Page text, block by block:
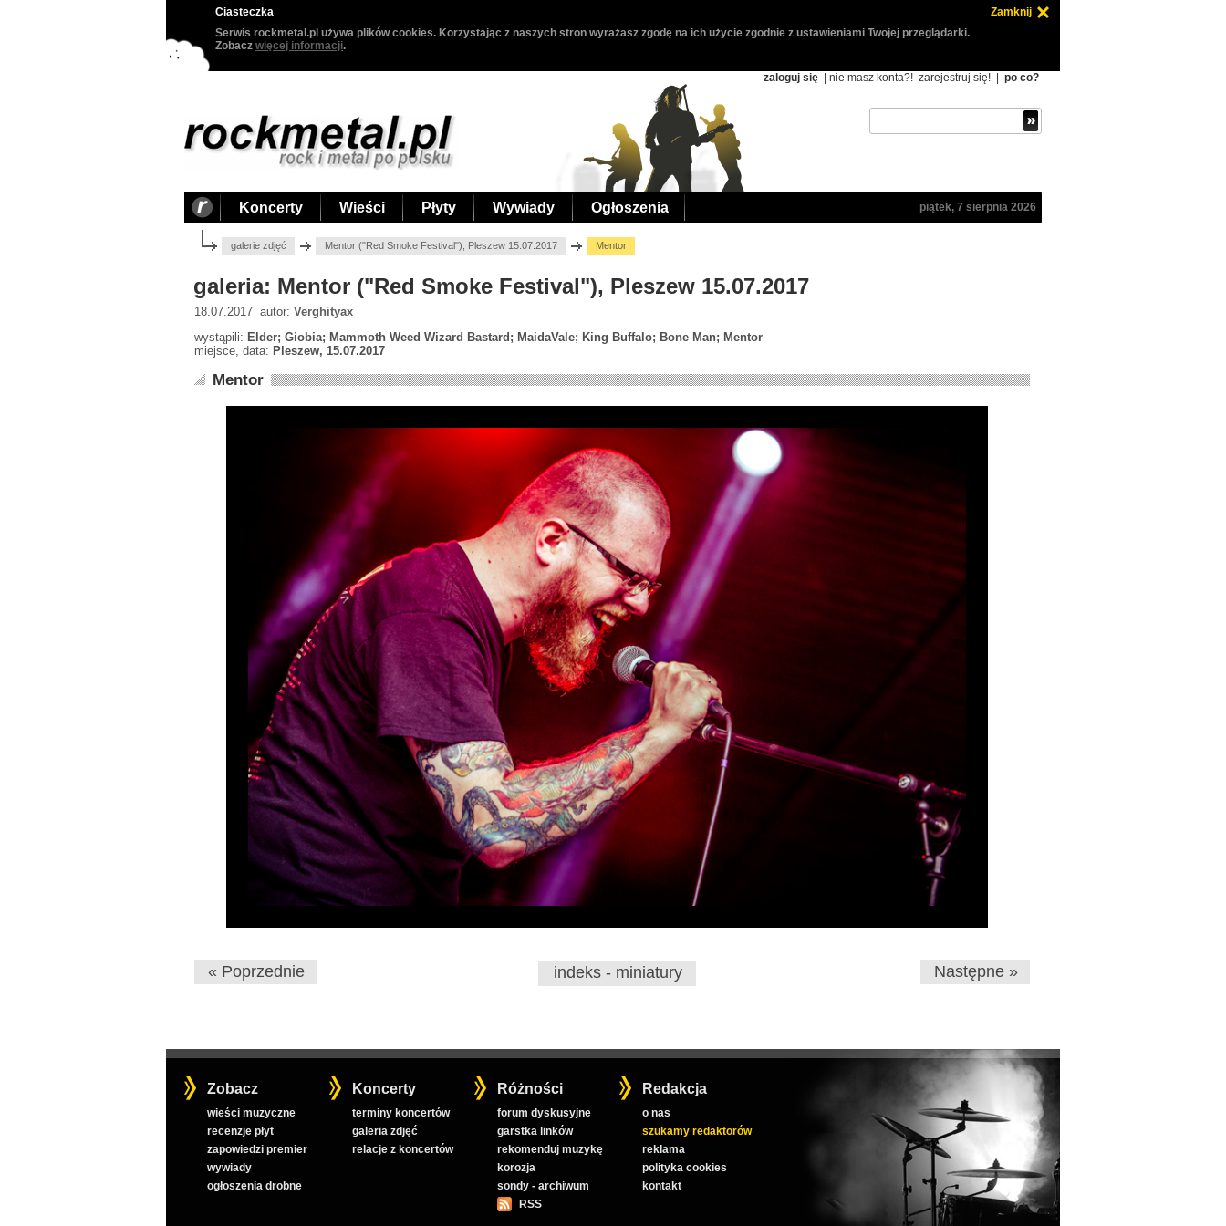
Ciasteczka
Zamknij
Serwis rockmetal.pl używa plików cookies. Korzystając z naszych stron wyrażasz zgodę na ich użycie zgodnie z ustawieniami Twojej przeglądarki.
Zobacz więcej informacji.
zaloguj się | nie masz konta?! zarejestruj się! po co?
Koncerty Wieści Płyty Wywiady Ogłoszenia piątek, 7 sierpnia 2026
galerie zdjęć Mentor ("Red Smoke Festival"), Pleszew 15.07.2017 Mentor
galeria: Mentor ("Red Smoke Festival"), Pleszew 15.07.2017
18.07.2017 autor: Verghityax
wystąpili: Elder; Giobia; Mammoth Weed Wizard Bastard; MaidaVale; King Buffalo; Bone Man; Mentor
miejsce, data: Pleszew, 15.07.2017
Mentor
« Poprzednie indeks - miniatury Następne »
Zobacz
wieści muzyczne
recenzje płyt
zapowiedzi premier
wywiady
ogłoszenia drobne
Koncerty
terminy koncertów
galeria zdjęć
relacje z koncertów
Różności
forum dyskusyjne
garstka linków
rekomenduj muzykę
korozja
sondy - archiwum
RSS
Redakcja
o nas
szukamy redaktorów
reklama
polityka cookies
kontakt